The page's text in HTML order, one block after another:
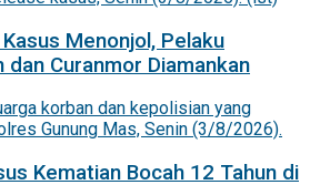
Menonjol, Pelaku
dan Curanmor Diamankan
Kematian Bocah 12 Tahun di